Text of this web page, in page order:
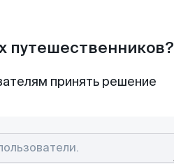
путешественников?
принять решение